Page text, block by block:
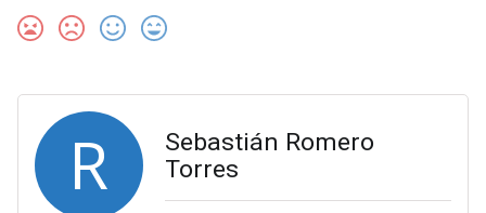
R
Sebastián Romero
Torres